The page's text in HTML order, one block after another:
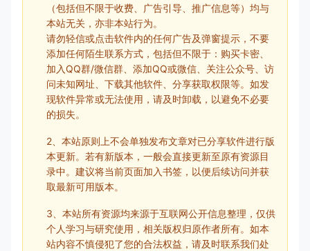
（包括但不限于收费、广告引导、推广信息等）均与
本站无关，亦非本站行为。
请勿轻信或点击软件内的任何广告及弹窗提示，不要
添加任何陌生联系方式，包括但不限于：购买卡密、
加入QQ群/微信群、添加QQ或微信、关注公众号、访
问未知网址、下载其他软件、分享获取权限等。如发
现软件异常或无法使用，请及时卸载，以避免不必要
的损失。
2、本站原则上不会单独发布文章对已分享软件进行版
本更新。若有新版本，一般会直接更新至原有资源目
录中。建议将当前页面加入书签，以便后续访问并获
取最新可用版本。
3、本站所有资源均来源于互联网公开信息整理，仅供
个人学习与研究使用，相关版权归原作者所有。如本
站内容不慎侵犯了您的合法权益，请及时联系我们处